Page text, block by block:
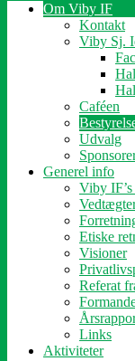
Om Viby IF
Kontakt
Viby Sj.
Caféen
Udvalg
Generel info
Viby
Etiske
Visioner
Referat
Links
Aktiviteter